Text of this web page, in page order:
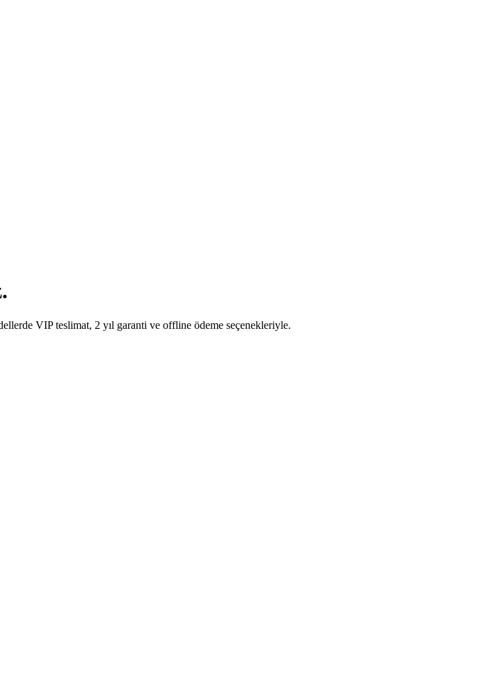
VIP teslimat, 2 yıl garanti ve offline ödeme seçenekleriyle.